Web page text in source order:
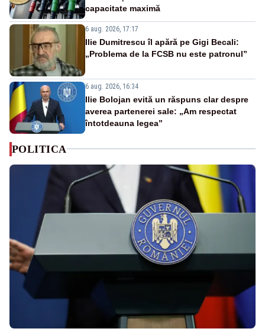
capacitate maximă
6 aug. 2026, 17:17
Ilie Dumitrescu îl apără pe Gigi Becali:
„Problema de la FCSB nu este patronul”
6 aug. 2026, 16:34
Ilie Bolojan evită un răspuns clar despre
averea partenerei sale: „Am respectat
întotdeauna legea”
POLITICA